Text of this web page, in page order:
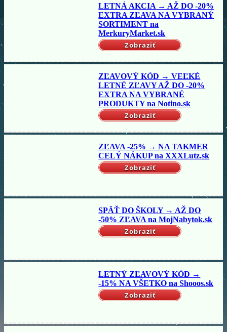
LETNÁ AKCIA → AŽ DO -20%
EXTRA ZĽAVA NA VYBRANÝ
SORTIMENT na
MerkuryMarket.sk
Zobraziť
ZĽAVOVÝ KÓD → VEĽKÉ
LETNÉ ZĽAVY AŽ DO -20%
EXTRA NA VYBRANÉ
PRODUKTY na Notino.sk
Zobraziť
ZĽAVA -25% → NA TAKMER
CELÝ NÁKUP na XXXLutz.sk
Zobraziť
SPÄŤ DO ŠKOLY → AŽ DO
-50% ZĽAVA na MojNabytok.sk
Zobraziť
LETNÝ ZĽAVOVÝ KÓD →
-15% NA VŠETKO na Shooos.sk
Zobraziť